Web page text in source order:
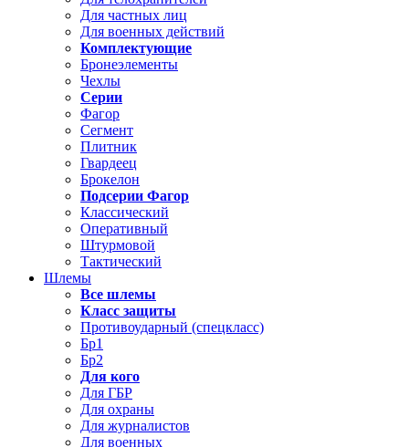
Для частных лиц
Для военных действий
Комплектующие
Бронеэлементы
Чехлы
Серии
Фагор
Сегмент
Плитник
Гвардеец
Брокелон
Подсерии Фагор
Классический
Оперативный
Штурмовой
Тактический
Шлемы
Все шлемы
Класс защиты
Противоударный (спецкласс)
Бр1
Бр2
Для кого
Для ГБР
Для охраны
Для журналистов
Для военных